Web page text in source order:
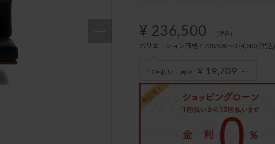
¥ 236,500 (税込)
バリエーション価格 ¥ 236,500～374,000 (税込)
12回払い・月々 ¥ 19,709 ～